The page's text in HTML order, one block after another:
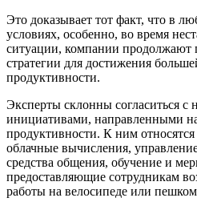
Это доказывает тот факт, что в
условиях, особенно, во время
ситуации, компании продолжают
стратегии для достижения
продуктивности.
Эксперты склонны согласиться
инициативами, направленными
продуктивности. К ним относятся
облачные вычисления,
средства общения, обучение и
предоставляющие сотрудникам
работы на велосипеде или